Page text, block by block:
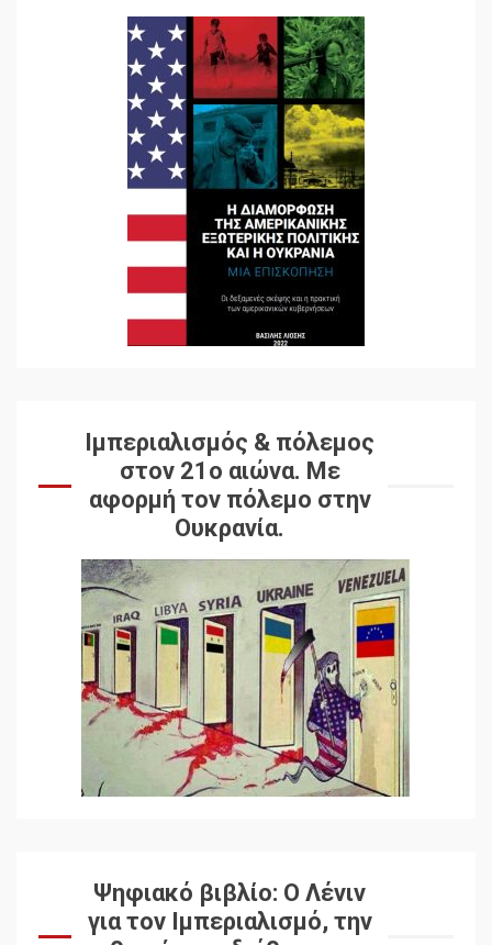
Ιμπεριαλισμός & πόλεμος
στον 21ο αιώνα. Mε
αφορμή τον πόλεμο στην
Ουκρανία.
Ψηφιακό βιβλίο: Ο Λένιν
για τον Ιμπεριαλισμό, την